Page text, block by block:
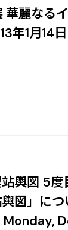
華麗な
年1月
輿図 5
図」につ
Monday,